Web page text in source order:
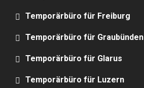
Temporärbüro für Freiburg
Temporärbüro für Graubünden
Temporärbüro für Glarus
Temporärbüro für Luzern